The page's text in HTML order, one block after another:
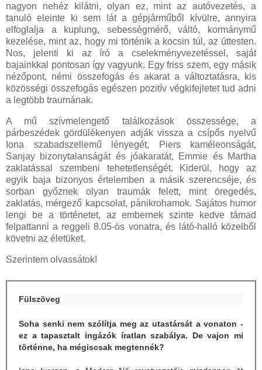
nagyon nehéz kilátni, olyan ez, mint az autóvezetés, a
tanuló eleinte ki sem lát a gépjárműből kívülre, annyira
elfoglalja a kuplung, sebességmérő, váltó, kormánymű
kezelése, mint az, hogy mi történik a kocsin túl, az úttesten.
Nos, jelenti ki az író a cselekményvezetéssel, saját
bajainkkal pontosan így vagyunk. Egy friss szem, egy másik
nézőpont, némi összefogás és akarat a változtatásra, kis
közösségi összefogás egészen pozitív végkifejletet tud adni
a legtöbb traumának.
A mű szívmelengető találkozások összessége, a
párbeszédek gördülékenyen adják vissza a csípős nyelvű
Iona szabadszellemű lényegét, Piers kaméleonságát,
Sanjay bizonytalanságát és jóakaratát, Emmie és Martha
zaklatással szembeni tehetetlenségét. Kiderül, hogy az
egyik baja bizonyos értelemben a másik szerencséje, és
sorban győznek olyan traumák felett, mint öregedés,
zaklatás, mérgező kapcsolat, pánikrohamok. Sajátos humor
lengi be a történetet, az embernek szinte kedve támad
felpattanni a reggeli 8.05-ös vonatra, és látó-halló közelből
követni az életüket.
Szerintem olvassátok!
Fülszöveg
Soha senki nem szólítja meg az utastársát a vonaton -
ez a tapasztalt ingázók íratlan szabálya. De vajon mi
történne, ha mégiscsak megtennék?